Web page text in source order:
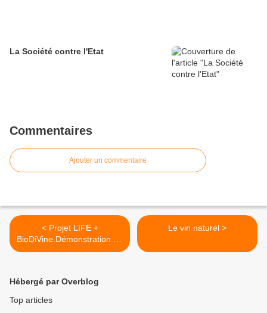
La Société contre l'Etat
Commentaires
Ajouter un commentaire
< Projet LIFE +
BioDiVine.Démonstration de
la biodiversité dans les
Le vin naturel >
Hébergé par Overblog
Top articles